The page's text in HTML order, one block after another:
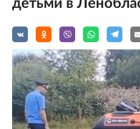
детьми в